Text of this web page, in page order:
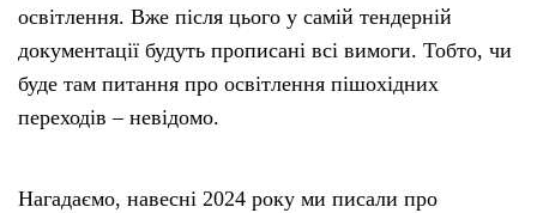
освітлення. Вже після цього у самій тендерній
документації будуть прописані всі вимоги. Тобто, чи
буде там питання про освітлення пішохідних
переходів – невідомо.
Нагадаємо, навесні 2024 року ми писали про